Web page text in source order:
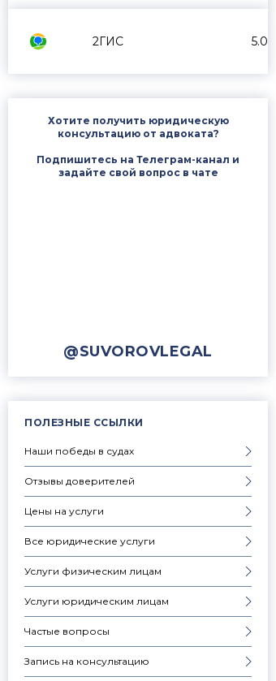
2ГИС 5.0
Хотите получить юридическую
консультацию от адвоката?
Подпишитесь на Телеграм-канал и
задайте свой вопрос в чате
@SUVOROVLEGAL
ПОЛЕЗНЫЕ ССЫЛКИ
Наши победы в судах
Отзывы доверителей
Цены на услуги
Все юридические услуги
Услуги физическим лицам
Услуги юридическим лицам
Частые вопросы
Запись на консультацию